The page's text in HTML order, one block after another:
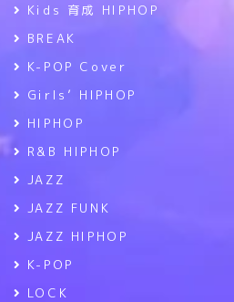
Kids 育成 HIPHOP
BREAK
K-POP Cover
Girls’ HIPHOP
HIPHOP
R&B HIPHOP
JAZZ
JAZZ FUNK
JAZZ HIPHOP
K-POP
LOCK